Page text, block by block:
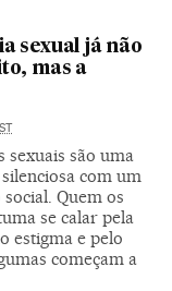
sexual já não
mas a
sexuais são uma
com um
Quem os
se calar pela
estigma e pelo
começam a